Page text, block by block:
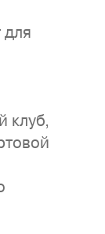
клуб,